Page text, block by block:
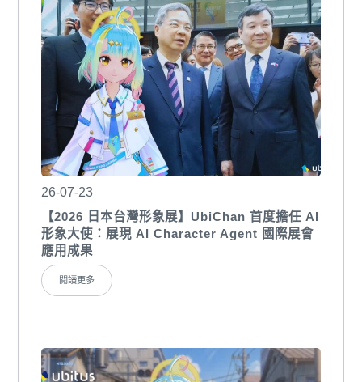
26-07-23
【2026 日本台灣形象展】UbiChan 首度擔任 AI
形象大使：展現 AI Character Agent 國際展會
應用成果
閱讀更多